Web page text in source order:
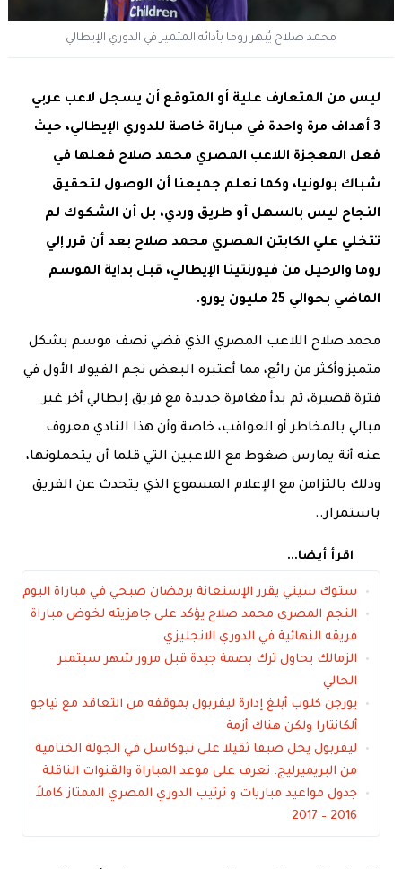
محمد صلاح يُبهر روما بأدائه المتميز في الدوري الإيطالي
ليس من المتعارف علية أو المتوقع أن يسجل لاعب عربي
3 أهداف مرة واحدة في مباراة خاصة للدوري الإيطالي، حيث
فعل المعجزة اللاعب المصري محمد صلاح فعلها في
شباك بولونيا، وكما نعلم جميعنا أن الوصول لتحقيق
النجاح ليس بالسهل أو طريق وردي، بل أن الشكوك لم
تتخلي علي الكابتن المصري محمد صلاح بعد أن قرر إلي
روما والرحيل من فيورنتينا الإيطالي، قبل بداية الموسم
الماضي بحوالي 25 مليون يورو.
محمد صلاح اللاعب المصري الذي قضي نصف موسم بشكل
متميز وأكثر من رائع، مما أعتبره البعض نجم الفيولا الأول في
فترة قصيرة، ثم بدأ مغامرة جديدة مع فريق إيطالي أخر غير
مبالي بالمخاطر أو العواقب، خاصة وأن هذا النادي معروف
عنه أنة يمارس ضغوط مع اللاعبين التي قلما أن يتحملونها،
وذلك بالتزامن مع الإعلام المسموع الذي يتحدث عن الفريق
باستمرار..
اقرأ أيضا...
ستوك سيتي يقرر الإستعانة برمضان صبحي في مباراة اليوم
النجم المصري محمد صلاح يؤكد على جاهزيته لخوض مباراة
فريقه النهائية في الدوري الانجليزي
الزمالك يحاول ترك بصمة جيدة قبل مرور شهر سبتمبر
الحالي
يورجن كلوب أبلغ إدارة ليفربول بموقفه من التعاقد مع تياجو
ألكانتارا ولكن هناك أزمة
ليفربول يحل ضيفا ثقيلا على نيوكاسل في الجولة الختامية
من البريميرليج. تعرف على موعد المباراة والقنوات الناقلة
جدول مواعيد مباريات و ترتيب الدوري المصري الممتاز كاملاً
2016 – 2017